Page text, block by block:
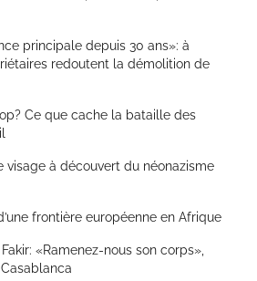
principale depuis 30 ans»: à
redoutent la démolition de
Ce que cache la bataille des
visage à découvert du néonazisme
frontière européenne en Afrique
«Ramenez-nous son corps»,